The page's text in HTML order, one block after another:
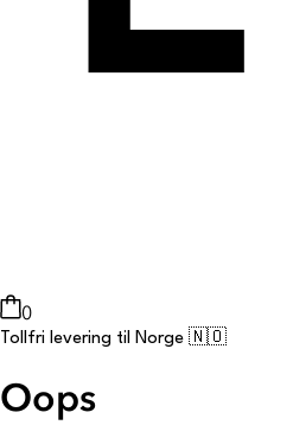
0
Tollfri levering til Norge 🇳🇴
Oops